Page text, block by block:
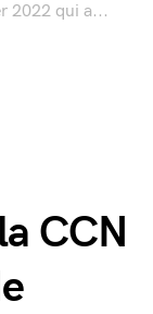
2022 qui a...
CCN